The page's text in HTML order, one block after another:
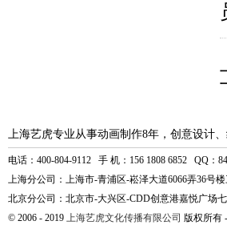
上海艺虎专业从事动画制作8年，创意设计
电话：400-804-9112 手 机：156 1808 6852 QQ：
上海分公司：上海市-青浦区-崧泽大道6066弄36号
北京分公司：北京市-大兴区-CDD创意港嘉悦广场
© 2006 - 2019 上海艺虎文化传播有限公司 版权所有 -